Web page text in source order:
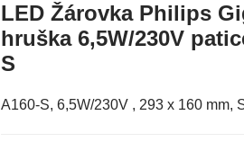
LED Žárovka Philips
hruška 6,5W/230V
S
A160-S, 6,5W/230V , 293 x 160 mm,